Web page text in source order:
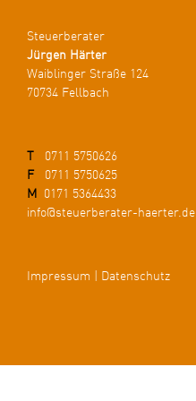
Steuerberater
Jürgen Härter
Waiblinger Straße 124
70734 Fellbach
T 0711 5750626
F 0711 5750625
M 0171 5364433
info@steuerberater-haerter.de
Impressum | Datenschutz